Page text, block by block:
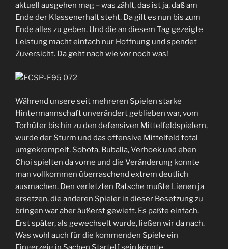
aktuell ausgehen mag – was zählt, das ist ja, daß am
Ende der Klassenerhalt steht. Da gilt es nun bis zum
Ende alles zu geben. Und die an diesem Tag gezeigte
Leistung macht einfach nur Hoffnung und spendet
Zuversicht. Da geht nach wie vor noch was!
Während unsere seit mehreren Spielen starke
Hintermannschaft unverändert geblieben war, vom
Torhüter bis hin zu den defensiven Mittelfeldspielern,
wurde der Sturm und das offensive Mittelfeld total
umgekrempelt. Sobota, Buballa, Verhoek und eben
Choi spielten da vorne und die Veränderung konnte
man vollkommen überraschend extrem deutlich
ausmachen. Den verletzten Ratsche mußte Lienen ja
ersetzen, die anderen Spieler in dieser Besetzung zu
bringen war aber äußerst gewieft. Es paßte einfach.
Erst später, als gewechselt wurde, ließen wir da nach.
Was wohl auch für die kommenden Spiele ein